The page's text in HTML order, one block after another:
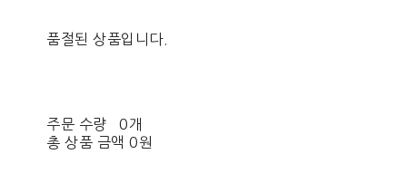
품절된 상품입니다.
주문 수량
0개
총 상품 금액 0원